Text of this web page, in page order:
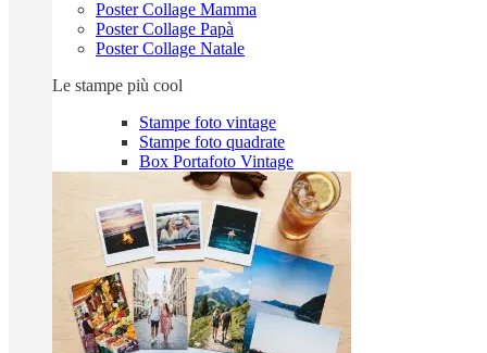
Poster Collage Mamma
Poster Collage Papà
Poster Collage Natale
Le stampe più cool
Stampe foto vintage
Stampe foto quadrate
Box Portafoto Vintage